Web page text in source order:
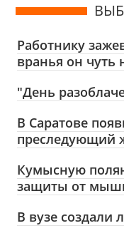
Работнику
вранья он чуть
"День
В Саратове
преследующий
Кумысную
защиты от
В вузе создали